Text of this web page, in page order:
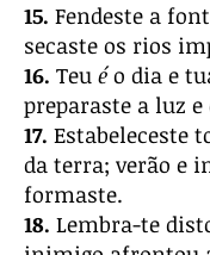
15. Fendeste a
secaste os rios
16. Teu éo dia e
preparaste a luz e
17. Estabeleceste
da terra; verão e
formaste.
18. Lembra-te